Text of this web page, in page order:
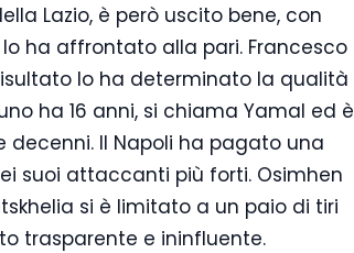
Lazio, è però uscito bene, con
ha affrontato alla pari. Francesco
lo ha determinato la qualità
ha 16 anni, si chiama Yamal ed è
decenni. Il Napoli ha pagato una
suoi attaccanti più forti. Osimhen
si è limitato a un paio di tiri
trasparente e ininfluente.